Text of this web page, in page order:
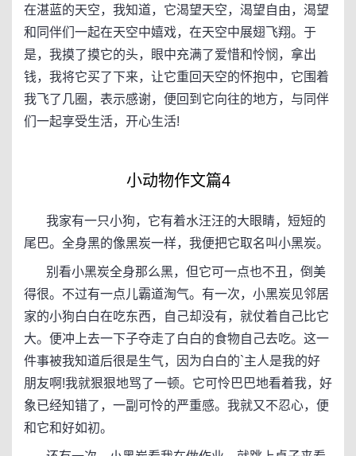
在湛蓝的天空，我知道，它渴望天空，渴望自由，渴望
和同伴们一起在天空中嬉戏，在天空中展翅飞翔。于
是，我摸了摸它的头，眼中充满了爱惜和怜悯，拿出
钱，我将它买了下来，让它重回天空的怀抱中，它围着
我飞了几圈，表示感谢，便回到它向往的地方，与同伴
们一起享受生活，开心生活!
小动物作文篇4
我家有一只小狗，它有着水汪汪的大眼睛，短短的
尾巴。全身黑的像黑炭一样，我便把它取名叫小黑炭。
别看小黑炭全身那么黑，但它可一点也不丑，倒美
得很。不过有一点儿霸道淘气。有一次，小黑炭见邻居
家的小狗白白在吃东西，自己却没有，就仗着自己比它
大。便冲上去一下子夺走了白白的食物自己去吃。这一
件事被我知道后很是生气，因为白白的`主人是我的好
朋友啊!我就狠狠地骂了一顿。它可怜巴巴地看着我，好
象已经知错了，一副可怜的严重感。我就又不忍心，便
和它和好如初。